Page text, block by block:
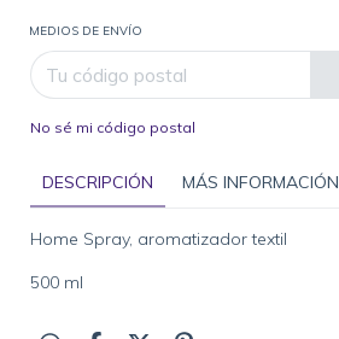
MEDIOS DE ENVÍO
No sé mi código postal
DESCRIPCIÓN MÁS INFORMACIÓN
Home Spray, aromatizador textil
500 ml